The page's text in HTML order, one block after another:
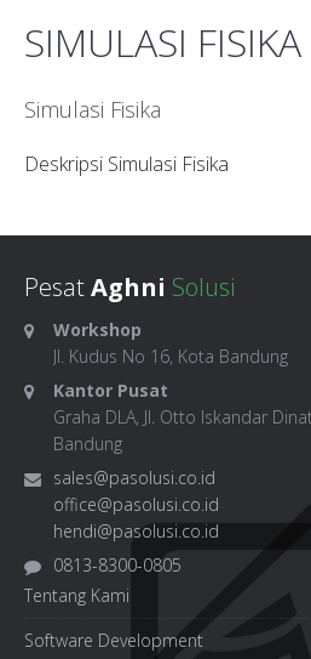
SIMULASI FISIKA
Simulasi Fisika
Deskripsi Simulasi Fisika
PesatAghni Solusi
Workshop
Jl. Kudus No 16, Kota Bandung
Kantor Pusat
Graha DLA, Jl. Otto Iskandar
Bandung
sales@pasolusi.co.id
office@pasolusi.co.id
hendi@pasolusi.co.id
0813-8300-0805
Tentang Kami
Software Development